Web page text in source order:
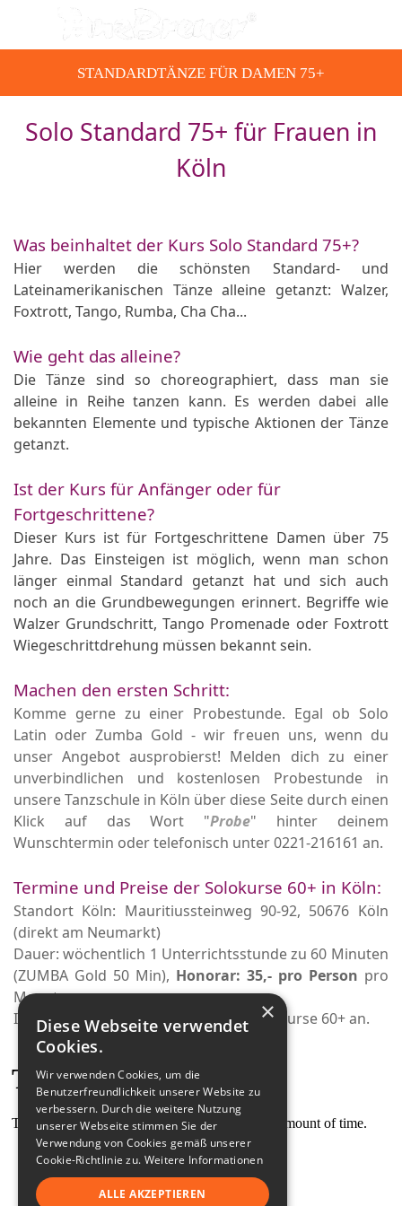
Direkt zum Seiteninhalt
Menü überspringen
STANDARDTÄNZE FÜR DAMEN 75+
Solo Standard 75+ für Frauen in
Köln
Was beinhaltet der Kurs Solo Standard 75+?
Hier werden die schönsten Standard- und
Lateinamerikanischen Tänze alleine getanzt: Walzer,
Foxtrott, Tango, Rumba, Cha Cha...
Wie geht das alleine?
Die Tänze sind so choreographiert, dass man sie
alleine in Reihe tanzen kann. Es werden dabei alle
bekannten Elemente und typische Aktionen der Tänze
getanzt.
Ist der Kurs für Anfänger oder für
Fortgeschrittene?
Dieser Kurs ist für Fortgeschrittene Damen über 75
Jahre. Das Einsteigen ist möglich, wenn man schon
länger einmal Standard getanzt hat und sich auch
noch an die Grundbewegungen erinnert. Begriffe wie
Walzer Grundschritt, Tango Promenade oder Foxtrott
Wiegeschrittdrehung müssen bekannt sein.
Machen den ersten Schritt:
Komme gerne zu einer Probestunde. Egal ob Solo
Latin oder Zumba Gold - wir freuen uns, wenn du
unser Angebot ausprobierst! Melden dich zu einer
unverbindlichen und kostenlosen Probestunde in
unsere Tanzschule in Köln über diese Seite durch einen
Klick auf das Wort "Probe" hinter deinem
Wunschtermin oder telefonisch unter 0221-216161 an.
Termine und Preise der Solokurse 60+ in Köln:
Standort Köln: Mauritiussteinweg 90-92, 50676 Köln
(direkt am Neumarkt)
Dauer: wöchentlich 1 Unterrichtsstunde zu 60 Minuten
(ZUMBA Gold 50 Min), Honorar: 35,- pro Person pro
Monat.
In Junkersdorf bieten wir derzeit keine Kurse 60+ an.
×
Diese Webseite verwendet
Cookies.
Wir verwenden Cookies, um die
Benutzerfreundlichkeit unserer Website zu
verbessern. Durch die weitere Nutzung
unserer Webseite stimmen Sie der
Verwendung von Cookies gemäß unserer
Cookie-Richtlinie zu. Weitere Informationen
ALLE AKZEPTIEREN